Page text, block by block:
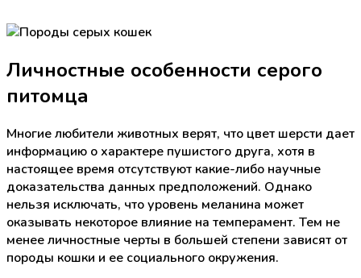
Личностные особенности серого
питомца
Многие любители животных верят, что цвет шерсти дает
информацию о характере пушистого друга, хотя в
настоящее время отсутствуют какие-либо научные
доказательства данных предположений. Однако
нельзя исключать, что уровень меланина может
оказывать некоторое влияние на темперамент. Тем не
менее личностные черты в большей степени зависят от
породы кошки и ее социального окружения.